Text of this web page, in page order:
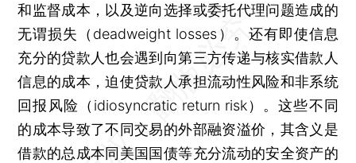
和监督成本，以及逆向选择或委托代理问题造成的
无谓损失（deadweight losses）。还有即使信息
充分的贷款人也会遇到向第三方传递与核实借款人
信息的成本，迫使贷款人承担流动性风险和非系统
回报风险（idiosyncratic return risk）。这些不同
的成本导致了不同交易的外部融资溢价，其含义是
借款的总成本同美国国债等充分流动的安全资产的